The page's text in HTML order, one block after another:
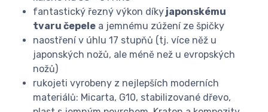
fantastický řezný výkon díky japonskému
tvaru čepele a jemnému zúžení ze špičky
naostření v úhlu 17 stupňů (tj. více něž u
japonských nožů, ale méně než u evropských
nožů)
rukojeti vyrobeny z nejlepších moderních
materiálů: Micarta, G10, stabilizované dřevo,